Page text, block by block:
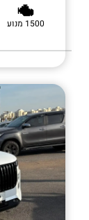
1500 מנוע